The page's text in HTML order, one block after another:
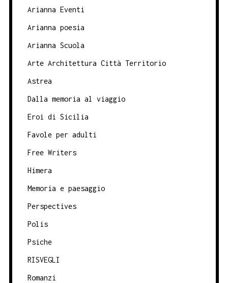
Arianna Eventi
Arianna poesia
Arianna Scuola
Arte Architettura Città Territorio
Astrea
Dalla memoria al viaggio
Eroi di Sicilia
Favole per adulti
Free Writers
Himera
Memoria e paesaggio
Perspectives
Polis
Psiche
RISVEGLI
Romanzi